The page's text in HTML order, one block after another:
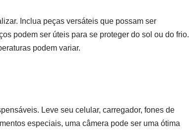
Inclua peças versáteis que possam ser
podem ser úteis para se proteger do sol ou do frio.
podem variar.
Leve seu celular, carregador, fones de
especiais, uma câmera pode ser uma ótima